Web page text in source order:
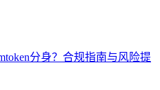
分身？合规指南与风险提